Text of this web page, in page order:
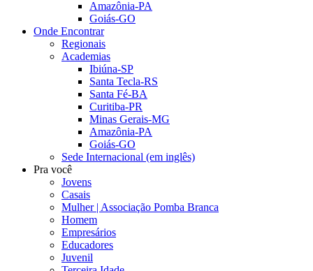
Amazônia-PA
Goiás-GO
Onde Encontrar
Regionais
Academias
Ibiúna-SP
Santa Tecla-RS
Santa Fé-BA
Curitiba-PR
Minas Gerais-MG
Amazônia-PA
Goiás-GO
Sede Internacional (em inglês)
Pra você
Jovens
Casais
Mulher | Associação Pomba Branca
Homem
Empresários
Educadores
Juvenil